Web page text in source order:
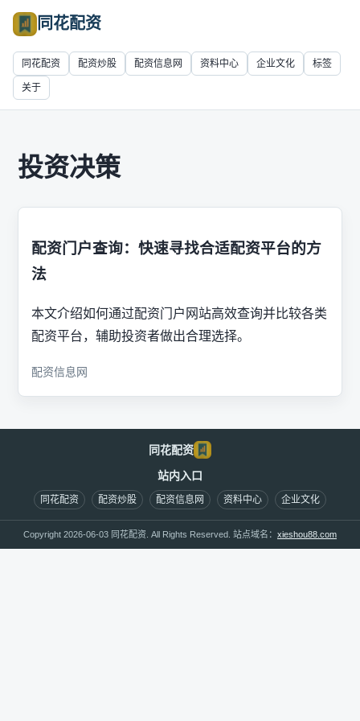
同花配资
同花配资 配资炒股 配资信息网 资料中心 企业文化 标签
关于
投资决策
配资门户查询：快速寻找合适配资平台的方
法
本文介绍如何通过配资门户网站高效查询并比较各类
配资平台，辅助投资者做出合理选择。
配资信息网
同花配资
站内入口
同花配资 配资炒股 配资信息网 资料中心 企业文化
Copyright 2026-06-03 同花配资. All Rights Reserved. 站点域名： xieshou88.com